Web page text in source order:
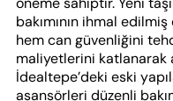
bakımının ihmal
hem can güvenliğini
maliyetlerini katlanarak
İdealtepe’deki eski
asansörleri düzenli